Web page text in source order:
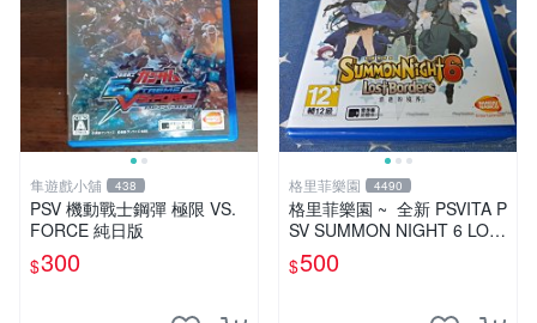
隼遊戲小舖 438
PSV 機動戰士鋼彈 極限 VS.
FORCE 純日版
$300
格里菲樂園 4490
格里菲樂園 ~ 全新 PSVITA P
SV SUMMON NIGHT 6 LOS
T BORDERS 召喚夜響曲 消
逝的境界 中文版
$500